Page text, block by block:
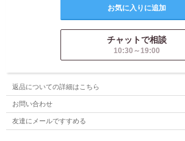
チャットで相談
10:30～19:00
返品についての詳細はこちら
お問い合わせ
友達にメールですすめる